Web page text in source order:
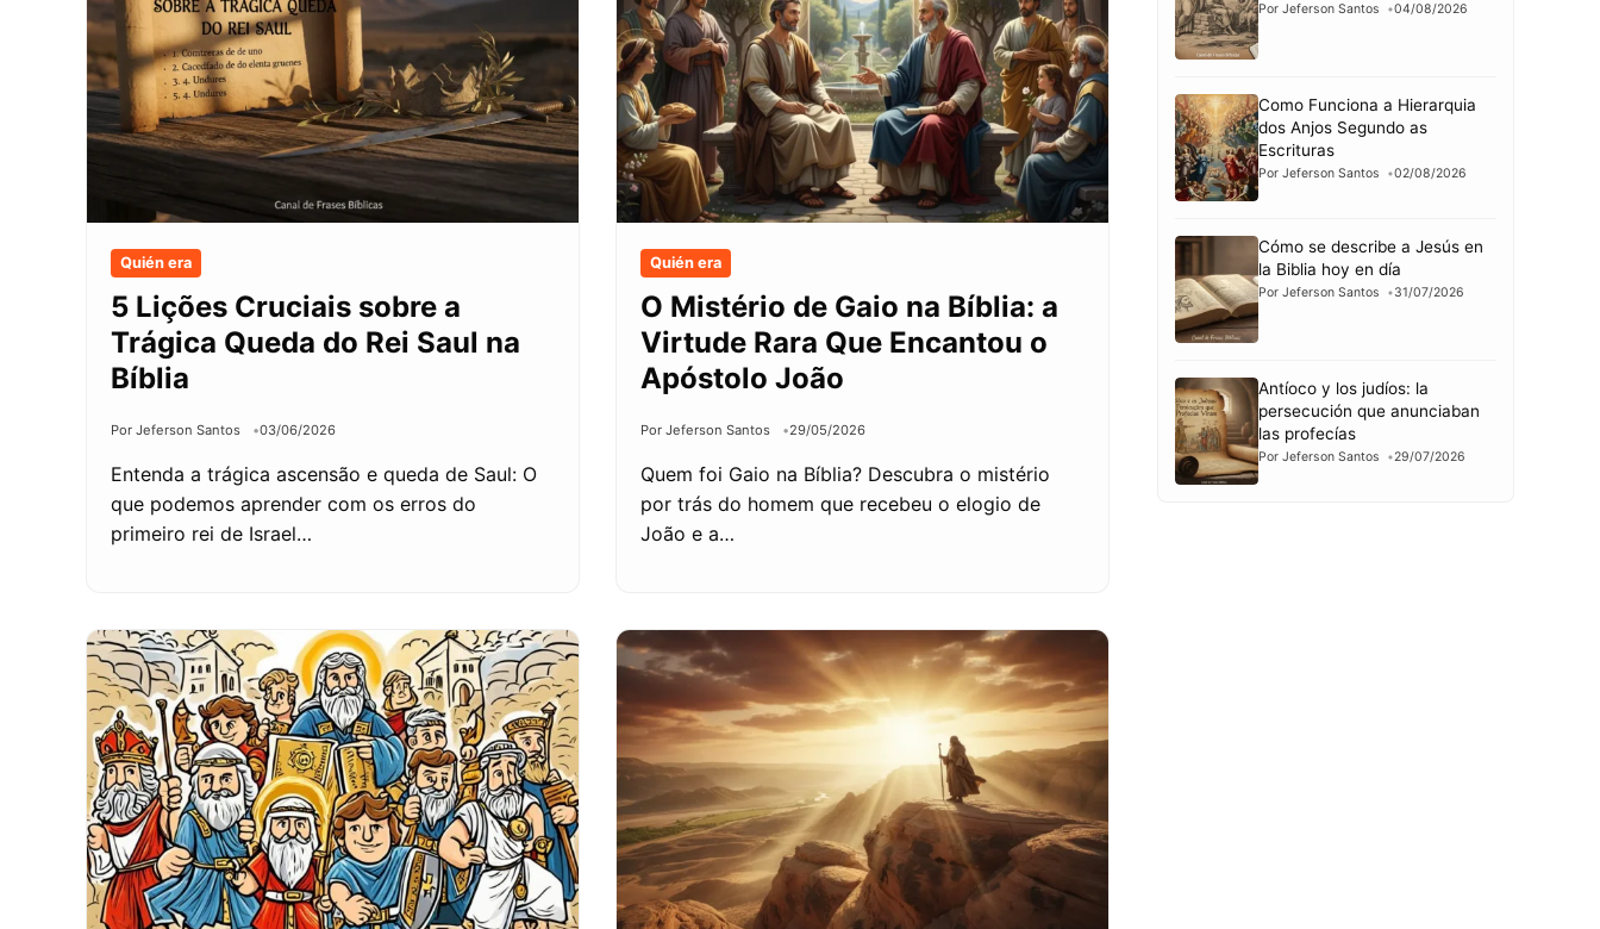
Quién era
5 Lições Cruciais sobre a
Trágica Queda do Rei Saul na
Bíblia
Por Jeferson Santos 03/06/2026
Entenda a trágica ascensão e queda de Saul: O
que podemos aprender com os erros do
primeiro rei de Israel…
Quién era
O Mistério de Gaio na Bíblia: a
Virtude Rara Que Encantou o
Apóstolo João
Por Jeferson Santos 29/05/2026
Quem foi Gaio na Bíblia? Descubra o mistério
por trás do homem que recebeu o elogio de
João e a…
Por Jeferson Santos 04/08/2026
Como Funciona a Hierarquia
dos Anjos Segundo as
Escrituras
Por Jeferson Santos 02/08/2026
Cómo se describe a Jesús en
la Biblia hoy en día
Por Jeferson Santos 31/07/2026
Antíoco y los judíos: la
persecución que anunciaban
las profecías
Por Jeferson Santos 29/07/2026